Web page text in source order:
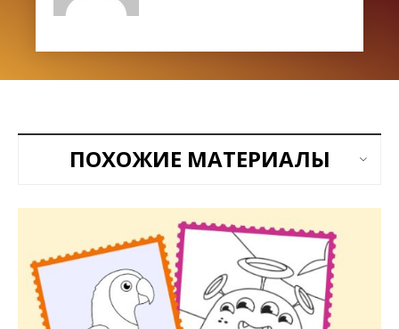
ПОХОЖИЕ МАТЕРИАЛЫ